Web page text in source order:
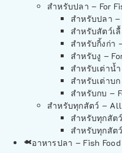
สำหรับปลา – For
สำหรับปลา –
สำหรับสัตว์เ
สำหรับกิ้งก่า
สำหรับงู –
สำหรับเต่าน้
สำหรับเต่าบ
สำหรับกบ –
สำหรับทุกสัตว์ –
สำหรับทุกสัต
สำหรับทุกสัต
อาหารปลา – Fish Food